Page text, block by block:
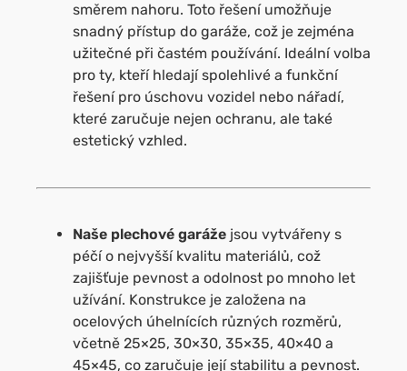
směrem nahoru. Toto řešení umožňuje
snadný přístup do garáže, což je zejména
užitečné při častém používání. Ideální volba
pro ty, kteří hledají spolehlivé a funkční
řešení pro úschovu vozidel nebo nářadí,
které zaručuje nejen ochranu, ale také
estetický vzhled.
Naše plechové garáže jsou vytvářeny s
péčí o nejvyšší kvalitu materiálů, což
zajišťuje pevnost a odolnost po mnoho let
užívání. Konstrukce je založena na
ocelových úhelnících různých rozměrů,
včetně 25×25, 30×30, 35×35, 40×40 a
45×45, co zaručuje její stabilitu a pevnost.